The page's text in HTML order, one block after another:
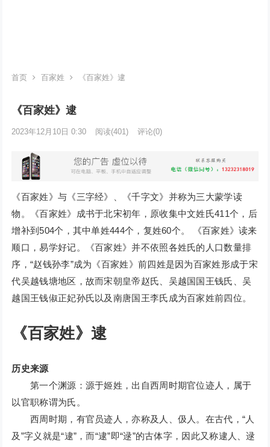
首页 百家姓 《百家姓》逮
《百家姓》逮
2023年12月10日 0:30 阅读(401) 评论(0)
《百家姓》与《三字经》、《千字文》并称为三大蒙学读
物。《百家姓》成书于北宋初年，原收集中文姓氏411个，后
增补到504个，其中单姓444个，复姓60个。 《百家姓》读来
顺口，易学好记。《百家姓》并不依照各姓氏的人口数量排
序，“赵钱孙李”成为《百家姓》前四姓是因为百家姓形成于宋
代吴越钱塘地区，故而宋朝皇帝赵氏、吴越国国王钱氏、吴
越国王钱俶正妃孙氏以及南唐国王李氏成为百家姓前四位。
《百家姓》逮
历史来源
第一个渊源：源于姬姓，出自西周时期官位迹人，属于
以官职称谓为氏。
西周时期，有官员迹人，亦称及人、伋人。在古代，“人
及”字义就是“逮”，而“逮”即“逯”的古体字，因此又称逮人、逯